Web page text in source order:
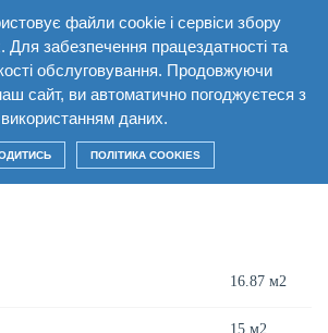
файли cookie і сервіси збору
Для забезпечення працездатності та
обслуговування. Продовжуючи
сайт, ви автоматично погоджуєтеся з
використанням даних.
ПОЛІТИКА COOKIES
UA
Поверх17 Однокімнатна квартира 1В5
КВАРТИРА 1В5
16.87 м2
15 м2